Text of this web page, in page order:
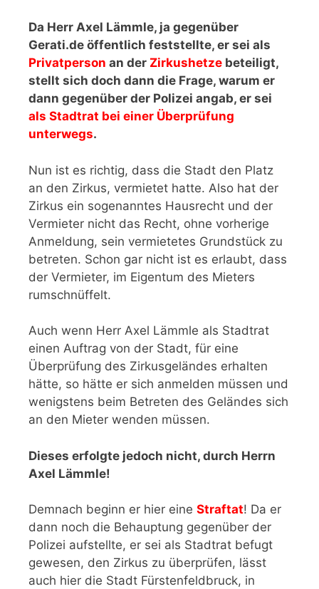
Da Herr Axel Lämmle, ja gegenüber
Gerati.de öffentlich feststellte, er sei als
Privatperson an der Zirkushetze beteiligt,
stellt sich doch dann die Frage, warum er
dann gegenüber der Polizei angab, er sei
als Stadtrat bei einer Überprüfung
unterwegs.
Nun ist es richtig, dass die Stadt den Platz
an den Zirkus, vermietet hatte. Also hat der
Zirkus ein sogenanntes Hausrecht und der
Vermieter nicht das Recht, ohne vorherige
Anmeldung, sein vermietetes Grundstück zu
betreten. Schon gar nicht ist es erlaubt, dass
der Vermieter, im Eigentum des Mieters
rumschnüffelt.
Auch wenn Herr Axel Lämmle als Stadtrat
einen Auftrag von der Stadt, für eine
Überprüfung des Zirkusgeländes erhalten
hätte, so hätte er sich anmelden müssen und
wenigstens beim Betreten des Geländes sich
an den Mieter wenden müssen.
Dieses erfolgte jedoch nicht, durch Herrn
Axel Lämmle!
Demnach beginn er hier eine Straftat! Da er
dann noch die Behauptung gegenüber der
Polizei aufstellte, er sei als Stadtrat befugt
gewesen, den Zirkus zu überprüfen, lässt
auch hier die Stadt Fürstenfeldbruck, in